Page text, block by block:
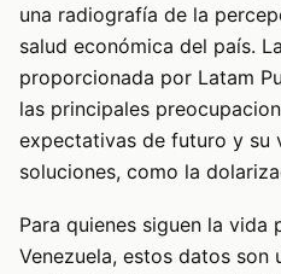
una radiografía de la
salud económica del país.
proporcionada por Latam
las principales
expectativas de futuro y su
soluciones, como la
Para quienes siguen la vida
Venezuela, estos datos son